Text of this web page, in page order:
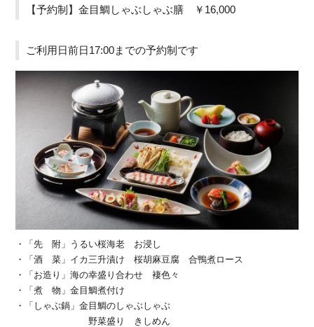
【予約制】金目鯛しゃぶしゃぶ膳 ￥16,000
ご利用日前日17:00までの予約制です
・「先 附」うるい桜海老 お浸し
・「酒 菜」イカ三升漬け 桜胡麻豆腐 合鴨煮ロース
・「お造り」海の幸盛り合わせ 褄色々
・「煮 物」金目鯛煮付け
・「しゃぶ鍋」金目鯛のしゃぶしゃぶ
野菜盛り きしめん